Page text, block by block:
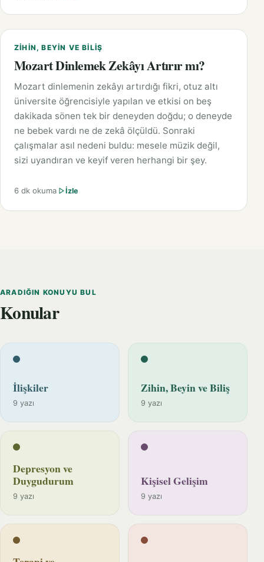
ZIHIN, BEYIN VE BILIŞ
Mozart Dinlemek Zekâyı Artırır mı?
Mozart dinlemenin zekâyı artırdığı fikri, otuz altı
üniversite öğrencisiyle yapılan ve etkisi on beş
dakikada sönen tek bir deneyden doğdu; o deneyde
ne bebek vardı ne de zekâ ölçüldü. Sonraki
çalışmalar asıl nedeni buldu: mesele müzik değil,
sizi uyandıran ve keyif veren herhangi bir şey.
6 dk okuma İzle
ARADIĞIN KONUYU BUL
Konular
İlişkiler
9 yazı
Zihin, Beyin ve Biliş
9 yazı
Depresyon ve
Duygudurum
9 yazı
Kişisel Gelişim
9 yazı